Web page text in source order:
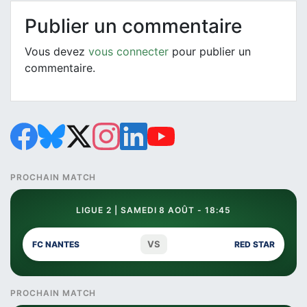
Publier un commentaire
Vous devez vous connecter pour publier un
commentaire.
PROCHAIN MATCH
LIGUE 2 | SAMEDI 8 AOÛT - 18:45
FC NANTES VS RED STAR
PROCHAIN MATCH